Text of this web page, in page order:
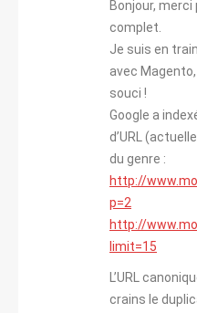
Bonjour,
complet.
Je suis en
avec
souci !
Google a
d’URL
du genre :
http://
p=2
http://
limit=15
L’URL
crains le